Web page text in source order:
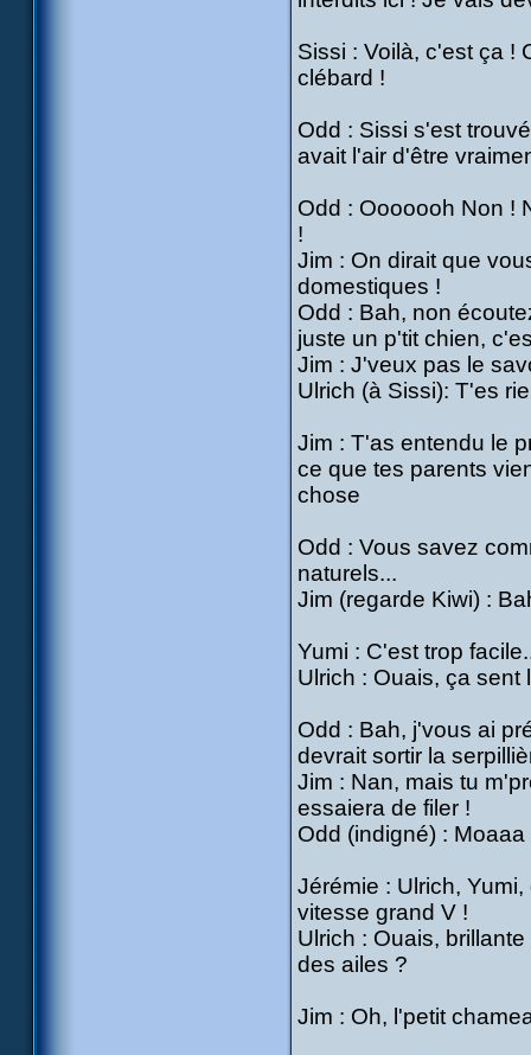
Sissi : Voilà, c'est ça !
clébard !
Odd : Sissi s'est
avait l'air d'être
Odd : Ooooooh Non !
!
Jim : On dirait que
domestiques !
Odd : Bah, non
juste un p'tit chien,
Jim : J'veux pas le
Ulrich (à Sissi): T'es
Jim : T'as entendu le
ce que tes parents
chose
Odd : Vous savez
naturels...
Jim (regarde Kiwi) :
Yumi : C'est trop
Ulrich : Ouais, ça sent
Odd : Bah, j'vous ai
devrait sortir la
Jim : Nan, mais tu
essaiera de filer !
Odd (indigné) :
Jérémie : Ulrich,
vitesse grand V !
Ulrich : Ouais,
des ailes ?
Jim : Oh, l'petit